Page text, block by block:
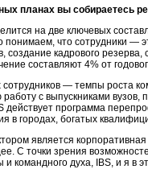
планах вы собираетесь
на две ключевых
понимаем, что сотрудники —
создание кадрового
составляют 4% от
— темпы роста
с выпускниками вузов,
действует программа
в городах, богатых
является
С точки зрения
командного духа, IBS, и я в